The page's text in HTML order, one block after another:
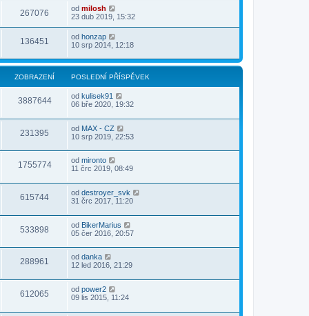
267076 od milosh
23 dub 2019, 15:32
136451 od honzap
10 srp 2014, 12:18
ZOBRAZENÍ POSLEDNÍ PŘÍSPĚVEK
3887644 od kulisek91
06 bře 2020, 19:32
231395 od MAX - CZ
10 srp 2019, 22:53
1755774 od mironto
11 črc 2019, 08:49
615744 od destroyer_svk
31 črc 2017, 11:20
533898 od BikerMarius
05 čer 2016, 20:57
288961 od danka
12 led 2016, 21:29
612065 od power2
09 lis 2015, 11:24